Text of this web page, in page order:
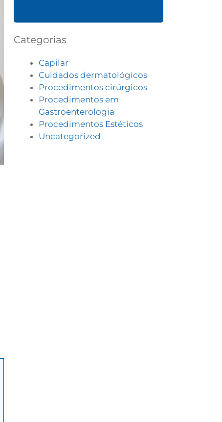
Categorias
Capilar
Cuidados dermatológicos
Procedimentos cirúrgicos
Procedimentos em
Gastroenterologia
Procedimentos Estéticos
Uncategorized